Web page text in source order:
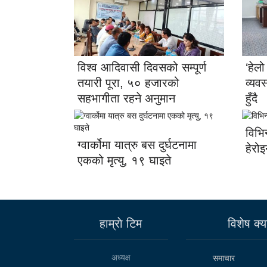
विश्व आदिवासी दिवसको सम्पूर्ण
तयारी पूरा, ५० हजारको
सहभागीता रहने अनुमान
हुँदै
ग्वार्कोमा यात्रु बस दुर्घटनामा
एकको मृत्यु, १९ घाइते
हाम्राे टिम
अध्यक्ष
विशेष
समाचार